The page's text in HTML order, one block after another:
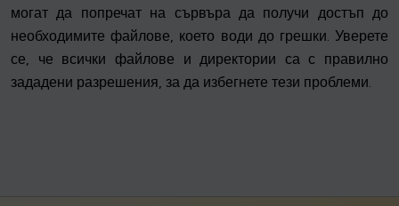
могат да попречат на сървъра да получи достъп до
необходимите файлове, което води до грешки. Уверете
се, че всички файлове и директории са с правилно
зададени разрешения, за да избегнете тези проблеми.